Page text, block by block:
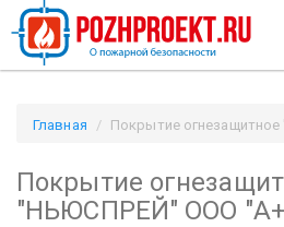
Главная
Покрытие
Покрытие
"НЬЮСПРЕЙ" ООО